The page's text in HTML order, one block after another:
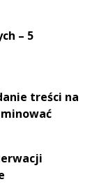
– 5
treści na